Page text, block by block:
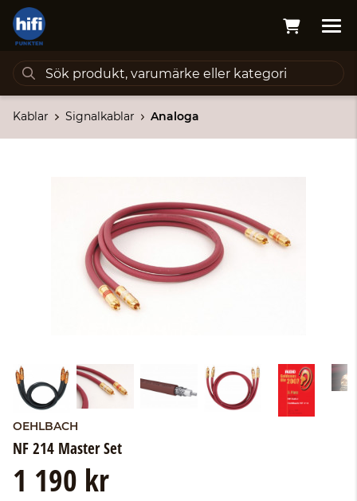
Kablar Signalkablar Analoga
OEHLBACH
NF 214 Master Set
1 190 kr